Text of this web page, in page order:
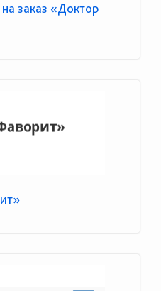
заказ «Доктор